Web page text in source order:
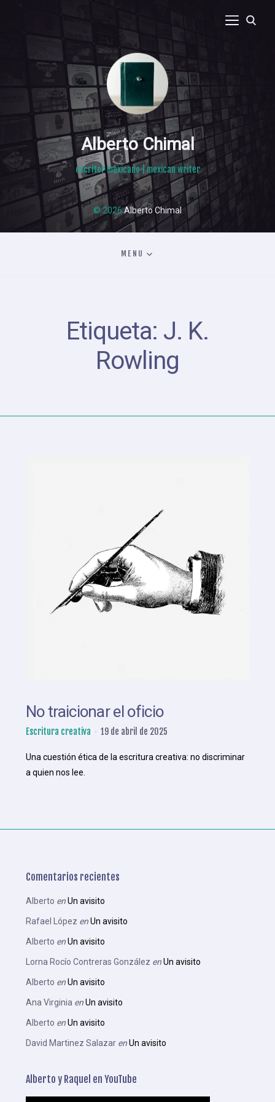
Alberto Chimal
escritor mexicano | mexican writer
© 2026Alberto Chimal
MENU
Etiqueta: J. K.
Rowling
No traicionar el oficio
Escritura creativa 19 de abril de 2025
Una cuestión ética de la escritura creativa: no discriminar
a quien nos lee.
Comentarios recientes
Alberto enUn avisito
Rafael López enUn avisito
Alberto enUn avisito
Lorna Rocío Contreras González enUn avisito
Alberto enUn avisito
Ana Virginia enUn avisito
Alberto enUn avisito
David Martinez Salazar enUn avisito
Alberto y Raquel en YouTube